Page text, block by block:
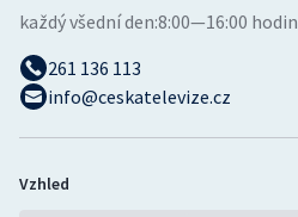
každý všední den:8:00—16:00 hodin
261 136 113
info@ceskatelevize.cz
Vzhled